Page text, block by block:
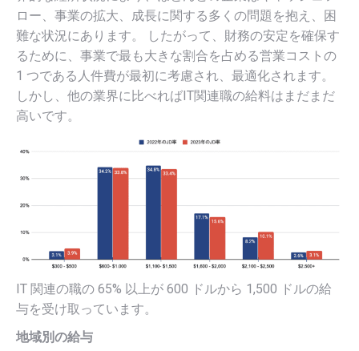
ロー、事業の拡大、成長に関する多くの問題を抱え、困
難な状況にあります。 したがって、財務の安定を確保す
るために、事業で最も大きな割合を占める営業コストの
1 つである人件費が最初に考慮され、最適化されます。
しかし、他の業界に比べればIT関連職の給料はまだまだ
高いです。
IT 関連の職の 65% 以上が 600 ドルから 1,500 ドルの給
与を受け取っています。
地域別の給与